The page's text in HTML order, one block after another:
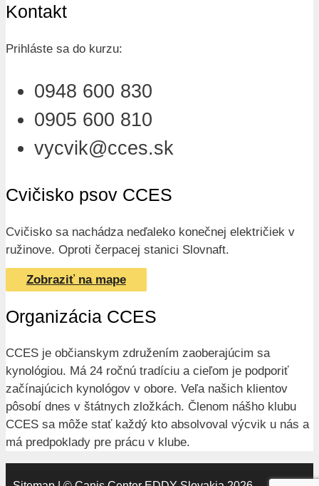
Kontakt
Prihláste sa do kurzu:
0948 600 830
0905 600 810
vycvik@cces.sk
Cvičisko psov CCES
Cvičisko sa nachádza neďaleko konečnej električiek v
ružinove. Oproti čerpacej stanici Slovnaft.
Zobraziť na mape
Organizácia CCES
CCES je občianskym združením zaoberajúcim sa
kynológiou. Má 24 ročnú tradíciu a cieľom je podporiť
začínajúcich kynológov v obore. Veľa našich klientov
pôsobí dnes v štátnych zložkách. Členom nášho klubu
CCES sa môže stať každý kto absolvoval výcvik u nás a
má predpoklady pre prácu v klube.